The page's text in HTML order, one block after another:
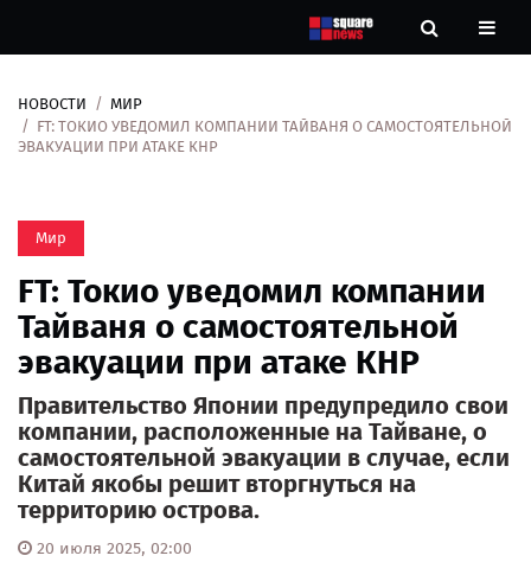
Новости
Контакты
О
нас
НОВОСТИ
МИР
FT: ТОКИО УВЕДОМИЛ КОМПАНИИ ТАЙВАНЯ О САМОСТОЯТЕЛЬНОЙ
ЭВАКУАЦИИ ПРИ АТАКЕ КНР
Мир
FT: Токио уведомил компании
Тайваня о самостоятельной
эвакуации при атаке КНР
Правительство Японии предупредило свои
компании, расположенные на Тайване, о
самостоятельной эвакуации в случае, если
Китай якобы решит вторгнуться на
территорию острова.
20 июля 2025, 02:00